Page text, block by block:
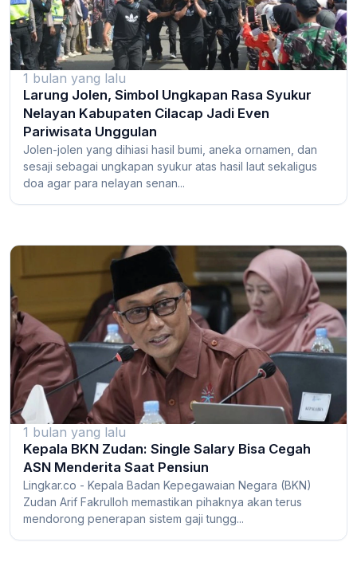
1 bulan yang lalu
Larung Jolen, Simbol Ungkapan Rasa Syukur
Nelayan Kabupaten Cilacap Jadi Even
Pariwisata Unggulan
Jolen-jolen yang dihiasi hasil bumi, aneka ornamen, dan
sesaji sebagai ungkapan syukur atas hasil laut sekaligus
doa agar para nelayan senan...
1 bulan yang lalu
Kepala BKN Zudan: Single Salary Bisa Cegah
ASN Menderita Saat Pensiun
Lingkar.co - Kepala Badan Kepegawaian Negara (BKN)
Zudan Arif Fakrulloh memastikan pihaknya akan terus
mendorong penerapan sistem gaji tungg...